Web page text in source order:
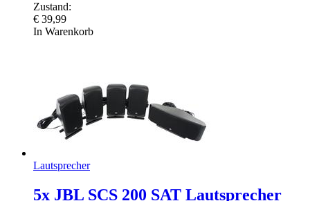
Zustand:
€ 39,99
In Warenkorb
Lautsprecher
5x JBL SCS 200 SAT Lautsprecher